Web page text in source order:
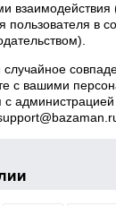
взаимодействия
пользователя в
с вашими
с